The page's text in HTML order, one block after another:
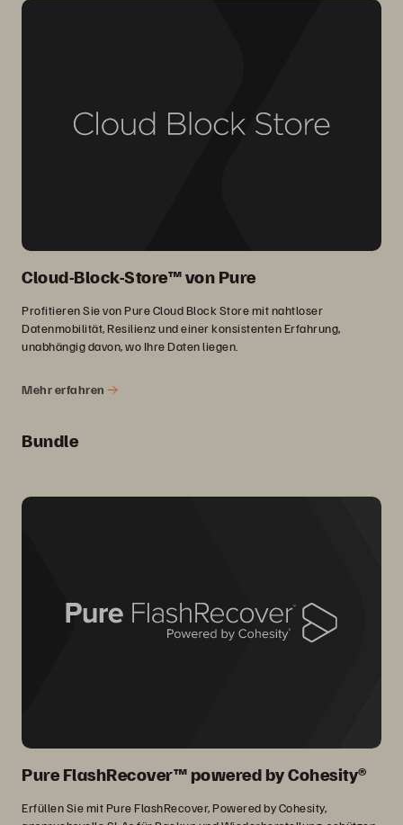
Cloud-Block-Store™ von Pure
Profitieren Sie von Pure Cloud Block Store mit nahtloser
Datenmobilität, Resilienz und einer konsistenten Erfahrung,
unabhängig davon, wo Ihre Daten liegen.
Mehr erfahren
Bundle
Pure FlashRecover™ powered by Cohesity®
Erfüllen Sie mit Pure FlashRecover, Powered by Cohesity,